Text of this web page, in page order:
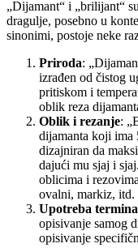
„Dijamant“ i „brilijant“
dragulje, posebno u
sinonimi, postoje neke
Priroda:
izrađen od čistog
pritiskom i
oblik reza
Oblik i rezanje:
dijamanta koji ima
dizajniran da
dajući mu sjaj i
oblicima i
ovalni, markiz, itd.
Upotreba termina
opisivanje samog
opisivanje